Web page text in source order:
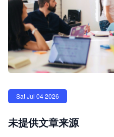
Sat Jul 04 2026
未提供文章来源